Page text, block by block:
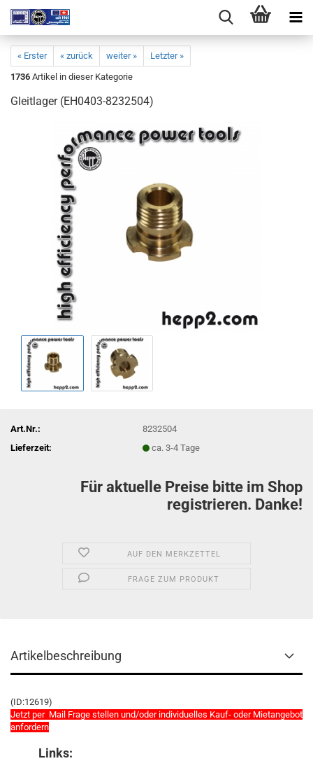
« Erster « zurück weiter »
Letzter »
1736 Artikel in dieser Kategorie
Gleitlager (EH0403-8232504)
Art.Nr.:
8232504
Lieferzeit:
ca. 3-4 Tage
Für aktuelle Preise bitte im Shop
registrieren. Danke!
AUF DEN MERKZETTEL
FRAGE ZUM PRODUKT
Artikelbeschreibung
(ID:12619)
Jetzt per Mail Frage stellen und/oder individuelles Kauf- oder Mietangebot
anfordern
Links: